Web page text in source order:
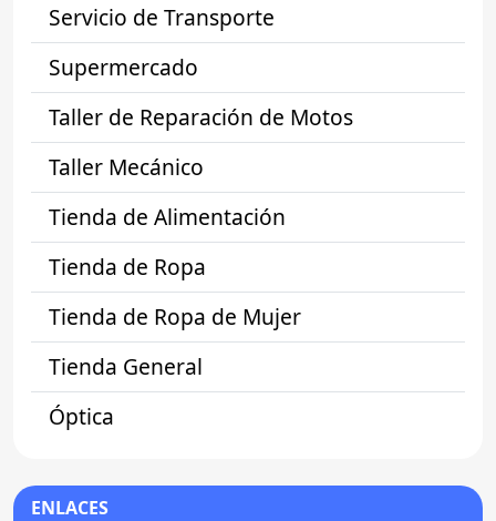
Servicio de Transporte
Supermercado
Taller de Reparación de Motos
Taller Mecánico
Tienda de Alimentación
Tienda de Ropa
Tienda de Ropa de Mujer
Tienda General
Óptica
ENLACES